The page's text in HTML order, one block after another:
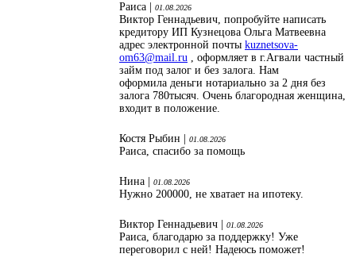
Раиса | 01.08.2026
Виктор Геннадьевич, попробуйте написать
кредитору ИП Кузнецова Ольга Матвеевна
адрес электронной почты kuznetsova-
om63@mail.ru , оформляет в г.Агвали частный
займ под залог и без залога. Нам
оформила деньги нотариально за 2 дня без
залога 780тысяч. Очень благородная женщина,
входит в положение.
Костя Рыбин | 01.08.2026
Раиса, спасибо за помощь
Нина | 01.08.2026
Нужно 200000, не хватает на ипотеку.
Виктор Геннадьевич | 01.08.2026
Раиса, благодарю за поддержку! Уже
переговорил с ней! Надеюсь поможет!